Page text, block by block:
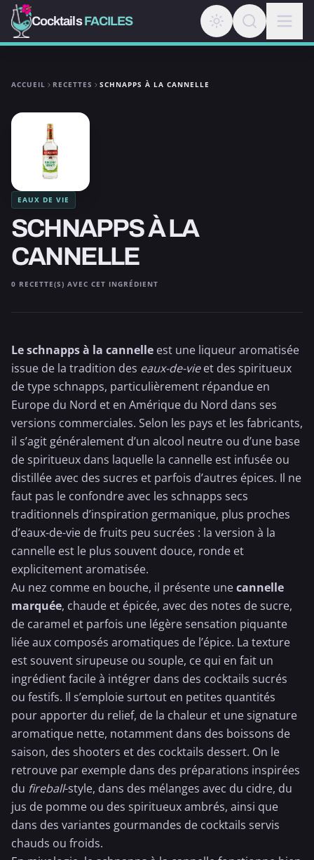
CocktailsFACILES
ACCUEIL RECETTES SCHNAPPS À LA CANNELLE
EAUX DE VIE
SCHNAPPS À LA
CANNELLE
0 RECETTE(S) AVEC CET INGRÉDIENT
Le schnapps à la cannelle est une liqueur aromatisée
issue de la tradition des eaux-de-vieet des spiritueux
de type schnapps, particulièrement répandue en
Europe du Nord et en Amérique du Nord dans ses
versions commerciales. Selon les pays et les fabricants,
il s’agit généralement d’un alcool neutre ou d’une base
de spiritueux dans laquelle la cannelle est infusée ou
distillée avec des sucres et parfois d’autres épices. Il ne
faut pas le confondre avec les schnapps secs
traditionnels d’inspiration germanique, plus proches
d’eaux-de-vie de fruits peu sucrées : la version à la
cannelle est le plus souvent douce, ronde et
explicitement aromatisée.
Au nez comme en bouche, il présente unecannelle
marquée, chaude et épicée, avec des notes de sucre,
de caramel et parfois une légère sensation piquante
liée aux composés aromatiques de l’épice. La texture
est souvent sirupeuse ou souple, ce qui en fait un
ingrédient facile à intégrer dans des cocktails sucrés
ou festifs. Il s’emploie surtout en petites quantités
pour apporter du relief, de la chaleur et une signature
aromatique nette, notamment dans des boissons de
saison, des shooters et des cocktails dessert. On le
retrouve par exemple dans des préparations inspirées
du fireball-style, dans des mélanges avec du cidre, du
jus de pomme ou des spiritueux ambrés, ainsi que
dans des variantes gourmandes de cocktails servis
chauds ou froids.